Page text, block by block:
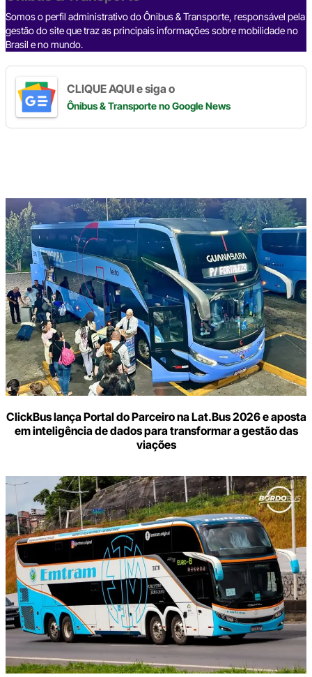
k
Somos o perfil administrativo do Ônibus & Transporte, responsável pela
gestão do site que traz as principais informações sobre mobilidade no
Brasil e no mundo.
CLIQUE AQUI e siga o
Ônibus & Transporteno Google News
ClickBus lança Portal do Parceiro na Lat.Bus 2026 e aposta
em inteligência de dados para transformar a gestão das
viações
Digite
aqui
o
seu
e-
mail